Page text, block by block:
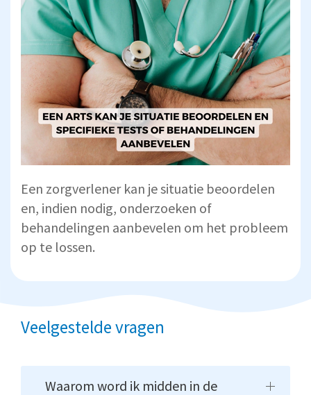
Een zorgverlener kan je situatie beoordelen
en, indien nodig, onderzoeken of
behandelingen aanbevelen om het probleem
op te lossen.
Veelgestelde vragen
Waarom word ik midden in de